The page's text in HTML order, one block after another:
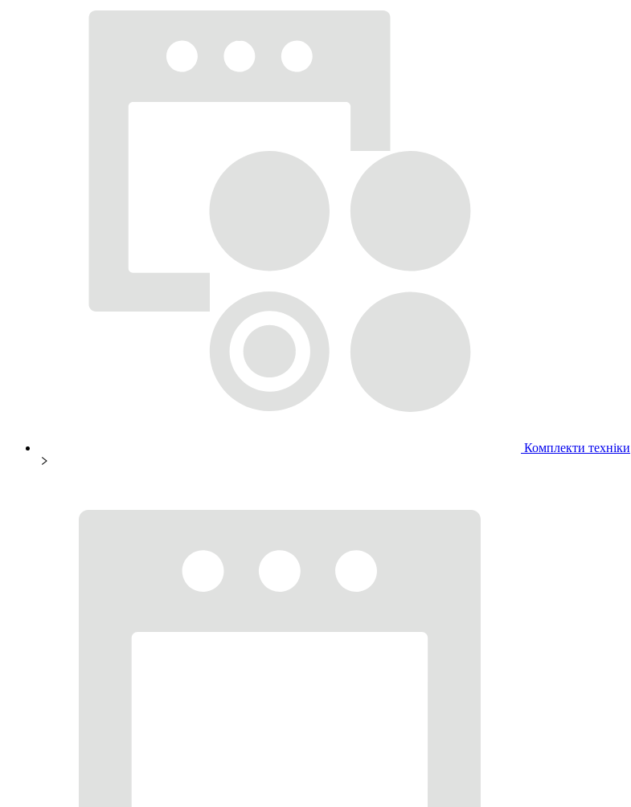
Комплекти техніки